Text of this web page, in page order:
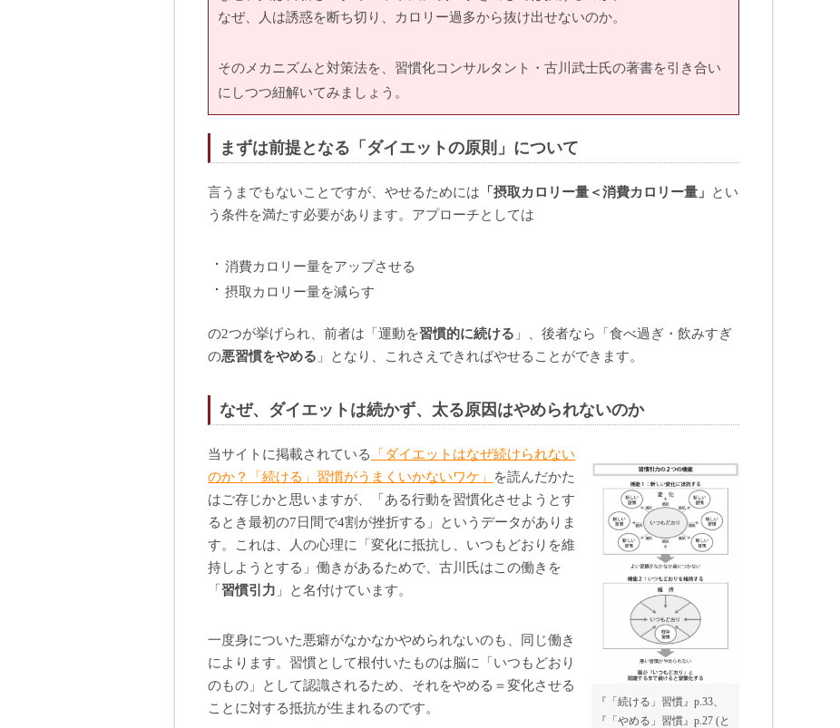
なぜ、人は誘惑を断ち切り、カロリー過多から抜け出せないのか。
そのメカニズムと対策法を、習慣化コンサルタント・古川武士氏の著書を引き合い
にしつつ紐解いてみましょう。
まずは前提となる「ダイエットの原則」について
言うまでもないことですが、やせるためには 「摂取カロリー量＜消費カロリー量」
とい
う条件を満たす必要があります。アプローチとしては
消費カロリー量をアップさせる
摂取カロリー量を減らす
の2つが挙げられ、前者は「運動を習慣的に続ける 」、後者なら「食べ過ぎ・飲みすぎ
の悪習慣をやめる 」となり、これさえできればやせることができます。
なぜ、ダイエットは続かず、太る原因はやめられないのか
『「続ける」習慣』p.33、
『「やめる」習慣』p.27 (と
当サイトに掲載されている
「ダイエットはなぜ続けられない
のか？「続ける」習慣がうまくいかないワケ」
を読んだかた
はご存じかと思いますが、「ある行動を習慣化させようとす
るとき最初の7日間で4割が挫折する」というデータがありま
す。これは、人の心理に「変化に抵抗し、いつもどおりを維
持しようとする」働きがあるためで、古川氏はこの働きを
「 習慣引力 」と名付けています。
一度身についた悪癖がなかなかやめられないのも、同じ働き
によります。習慣として根付いたものは脳に「いつもどおり
のもの」として認識されるため、それをやめる＝変化させる
ことに対する抵抗が生まれるのです。